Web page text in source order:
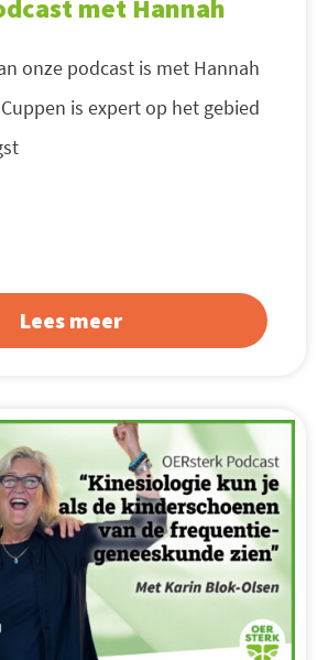
met Hannah
onze podcast is met Hannah
is expert op het gebied
Lees meer